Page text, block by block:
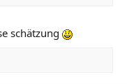
schätzung